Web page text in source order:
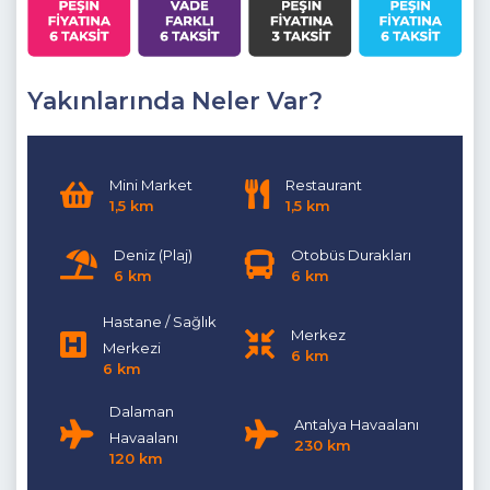
Detayları :2 Adet tek kişilik yatak, Komidin, Klima, Elbise
dolabı, Makyaj masası, Banyo bulunmaktadır.
Dışarıdaki havuzlarımız 1 Kasım - 30 Nisan tarihlerinde hava
şartlarından dolayı kullanıma kapatılmasından dolayı
Yakınlarında Neler Var?
Mini Market
1,5 km
Restaurant
1,5 km
Deniz (Plaj)
6 km
Otobüs Durakları
6 km
Hastane / Sağlık
Merkezi
6 km
Merkez
6 km
Dalaman
Havaalanı
120 km
Antalya Havaalanı
230 km